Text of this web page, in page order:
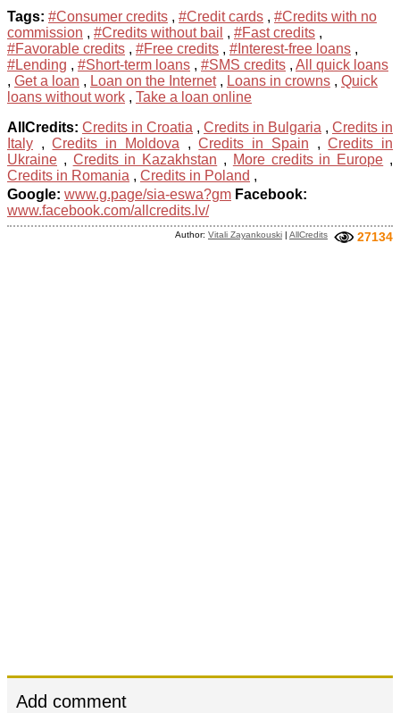
Tags: #Consumer credits , #Credit cards , #Credits with no
commission , #Credits without bail , #Fast credits ,
#Favorable credits , #Free credits , #Interest-free loans ,
#Lending , #Short-term loans , #SMS credits , All quick loans
, Get a loan , Loan on the Internet, Loans in crowns , Quick
loans without work , Take a loan online
AllCredits: Credits in Croatia , Credits in Bulgaria , Credits in
Italy ,Credits in Moldova ,Credits in Spain ,Credits in
Ukraine , Credits in Kazakhstan , More credits in Europe ,
Credits in Romania , Credits in Poland ,
Google: www.g.page/sia-eswa?gm Facebook:
www.facebook.com/allcredits.lv/
27134
Author: Vitali Zayankouski | AllCredits
Add comment